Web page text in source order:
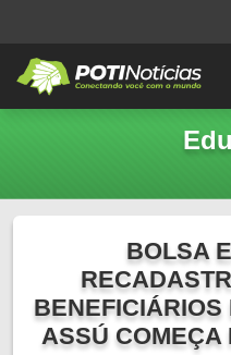
BOLSA
BENEFICIÁRIOS
ASSÚ COMEÇA